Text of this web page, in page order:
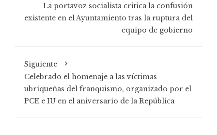
La portavoz socialista critica la confusión
existente en el Ayuntamiento tras la ruptura del
equipo de gobierno
Siguiente
Celebrado el homenaje a las víctimas
ubriqueñas del franquismo, organizado por el
PCE e IU en el aniversario de la República